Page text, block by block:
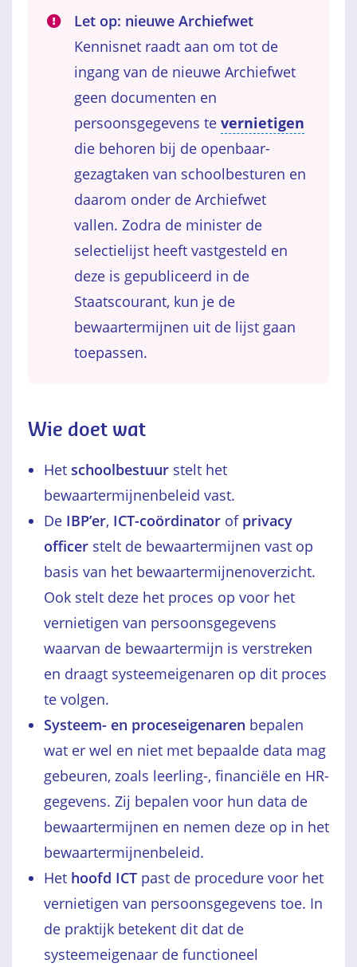
Let op: nieuwe Archiefwet
Kennisnet raadt aan om tot de
ingang van de nieuwe Archiefwet
geen documenten en
persoonsgegevens te vernietigen
die behoren bij de openbaar-
gezagtaken van schoolbesturen en
daarom onder de Archiefwet
vallen. Zodra de minister de
selectielijst heeft vastgesteld en
deze is gepubliceerd in de
Staatscourant, kun je de
bewaartermijnen uit de lijst gaan
toepassen.
Wie doet wat
Het schoolbestuur stelt het
bewaartermijnenbeleid vast.
De IBP’er, ICT-coördinator of privacy
officer stelt de bewaartermijnen vast op
basis van het bewaartermijnenoverzicht.
Ook stelt deze het proces op voor het
vernietigen van persoonsgegevens
waarvan de bewaartermijn is verstreken
en draagt systeemeigenaren op dit proces
te volgen.
Systeem- en proceseigenaren bepalen
wat er wel en niet met bepaalde data mag
gebeuren, zoals leerling-, financiële en HR-
gegevens. Zij bepalen voor hun data de
bewaartermijnen en nemen deze op in het
bewaartermijnenbeleid.
Het hoofd ICT past de procedure voor het
vernietigen van persoonsgegevens toe. In
de praktijk betekent dit dat de
systeemeigenaar de functioneel